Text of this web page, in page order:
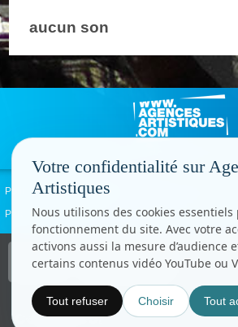
aucun son
Politique de confidentialité
Paramètres cookies
Copyright ©
Tous droits
Votre confidentialité sur
Artistiques
Nous utilisons des cookies
fonctionnement du site. Avec votre
activons aussi la mesure d’audience
certains contenus vidéo YouTube ou
Tout refuser Choisir Tout